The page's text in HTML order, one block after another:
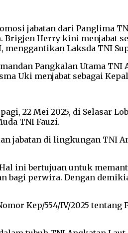
jabatan dari Panglima
Herry kini menjabat
Laksda TNI
Pangkalan Utama
Uki menjabat sebagai
22 Mei 2025, di Selasar
TNI Fauzi.
jabatan di lingkungan
ini bertujuan untuk
bagi perwira. Dengan
Kep/554/IV/2025